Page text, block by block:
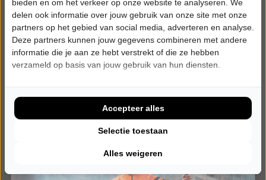
CABARET
Uitverkocht
Meer info
bieden en om het verkeer op onze website te analyseren. We
delen ook informatie over jouw gebruik van onze site met onze
partners op het gebied van social media, adverteren en analyse.
Deze partners kunnen jouw gegevens combineren met andere
informatie die je aan ze hebt verstrekt of die ze hebben
verzameld op basis van jouw gebruik van hun diensten.
Alles weigeren
Selectie toestaan
Accepteer alles